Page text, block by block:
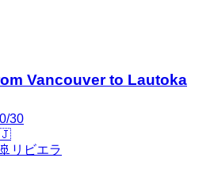
Vancouver to Lautoka
30
🚢 リビエラ